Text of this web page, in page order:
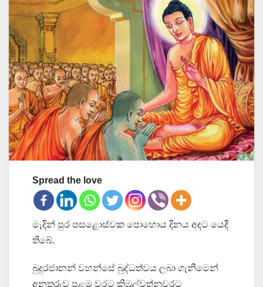
Spread the love
මැදින් පුර පසළොස්වක පොහොය දිනය අදට යෙදී
තිබේ.
බුදුරජානන් වහන්සේ බුද්ධත්වය ලබා ගැනීමෙන්
අනතුරුව පළමු වරට කිඹුල්වත්නුවරට